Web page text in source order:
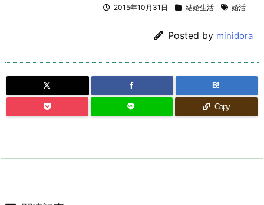
2015年10月31日 結婚生活 婚活
Posted by minidora
B!
Copy